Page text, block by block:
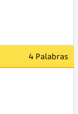
4 Palabras